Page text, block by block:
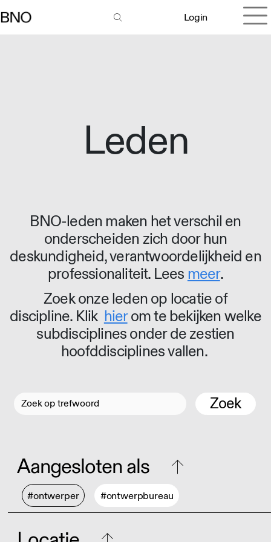
Login
Leden
BNO-leden maken het verschil en
onderscheiden zich door hun
deskundigheid, verantwoordelijkheid en
professionaliteit. Lees meer.
Zoek onze leden op locatie of
discipline. Klik hierom te bekijken welke
subdisciplines onder de zestien
hoofddisciplines vallen.
Zoek
Aangesloten als
#ontwerper #ontwerpbureau